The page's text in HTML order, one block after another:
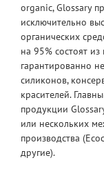
organic, Glossary
исключительно
органических
на 95% состоят
гарантированно
силиконов,
красителей.
продукции
или нескольких
производства
другие).